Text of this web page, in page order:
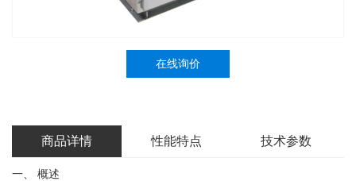
在线询价
商品详情 性能特点 技术参数
一、 概述